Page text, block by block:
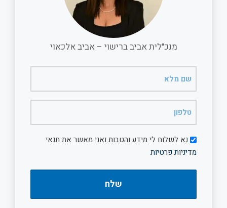
k
מנכ"לית אביב ברישוי – אביב אלכאוי
מלא
דיוורנא לשלוח לי מידע והטבות ואני מאשר את תנאי
מדיניות פרטיות